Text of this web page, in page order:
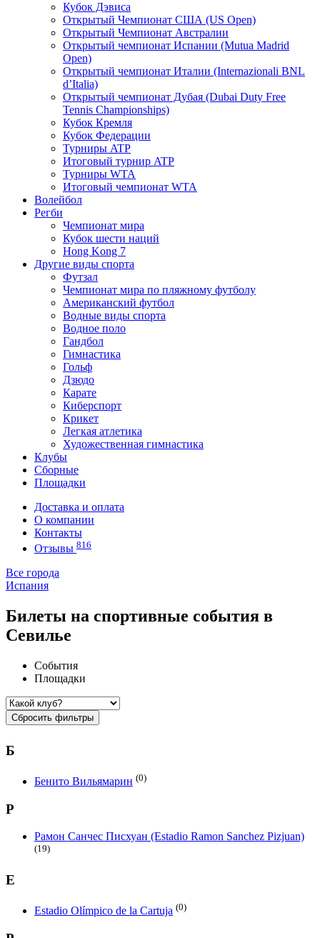
Кубок Дэвиса
Открытый Чемпионат США (US Open)
Открытый Чемпионат Австралии
Открытый чемпионат Испании (Mutua Madrid
Open)
Открытый чемпионат Италии (Internazionali BNL
d’Italia)
Открытый чемпионат Дубая (Dubai Duty Free
Tennis Championships)
Кубок Кремля
Кубок Федерации
Турниры ATP
Итоговый турнир ATP
Турниры WTA
Итоговый чемпионат WTA
Волейбол
Регби
Чемпионат мира
Кубок шести наций
Hong Kong 7
Другие виды спорта
Футзал
Чемпионат мира по пляжному футболу
Американский футбол
Водные виды спорта
Водное поло
Гандбол
Гимнастика
Гольф
Дзюдо
Карате
Киберспорт
Крикет
Легкая атлетика
Художественная гимнастика
Клубы
Сборные
Площадки
Доставка и оплата
О компании
Контакты
Отзывы 816
Все города
Испания
Билеты на спортивные события в
Севилье
События
Площадки
Сбросить фильтры
Б
Бенито Вильямарин (0)
Р
Рамон Санчес Писхуан (Estadio Ramon Sanchez Pizjuan)
(19)
E
Estadio Olímpico de la Cartuja (0)